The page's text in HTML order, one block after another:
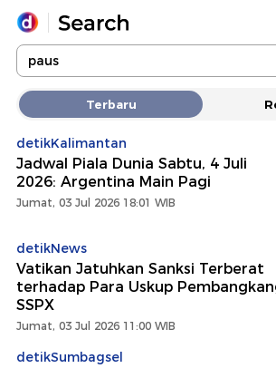
Yang sedang ramai dicari
Loading...
Promoted
Terbaru
detikKalimantan
Jadwal Piala Dunia Sabtu, 4 Juli
2026: Argentina Main Pagi
Jumat, 03 Jul 2026 18:01 WIB
detikNews
Vatikan Jatuhkan Sanksi Terberat
terhadap Para Uskup
SSPX
Jumat, 03 Jul 2026 11:00 WIB
detikSumbagsel